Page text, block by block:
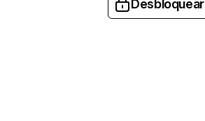
Desbloquear